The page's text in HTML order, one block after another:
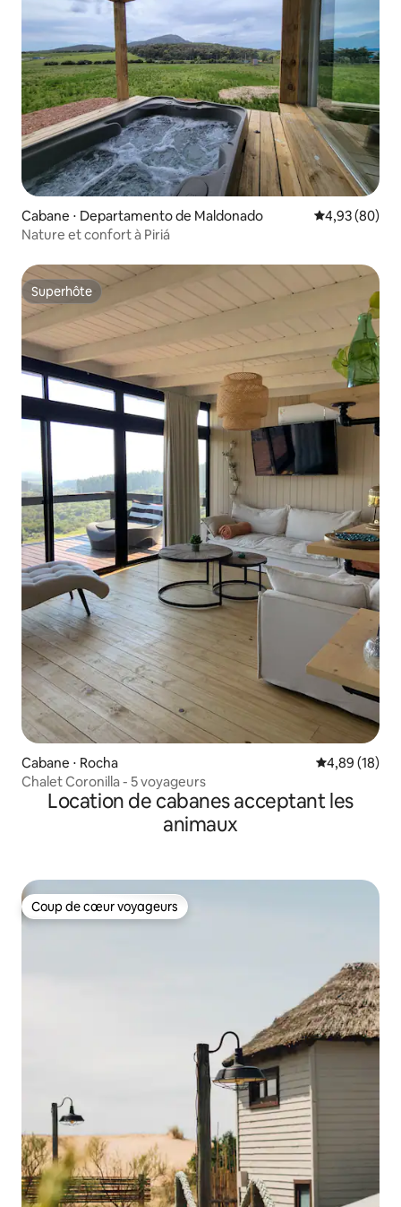
Cabane ⋅ Departamento de Maldonado Évaluation
4,93 (80)
Nature et confort à Piriá
Superhôte
Superhôte
Cabane ⋅ Rocha Évaluation
4,89 (18)
Chalet Coronilla - 5 voyageurs
Location de cabanes acceptant les
animaux
Coup de cœur voyageurs
Coup de cœur voyageurs